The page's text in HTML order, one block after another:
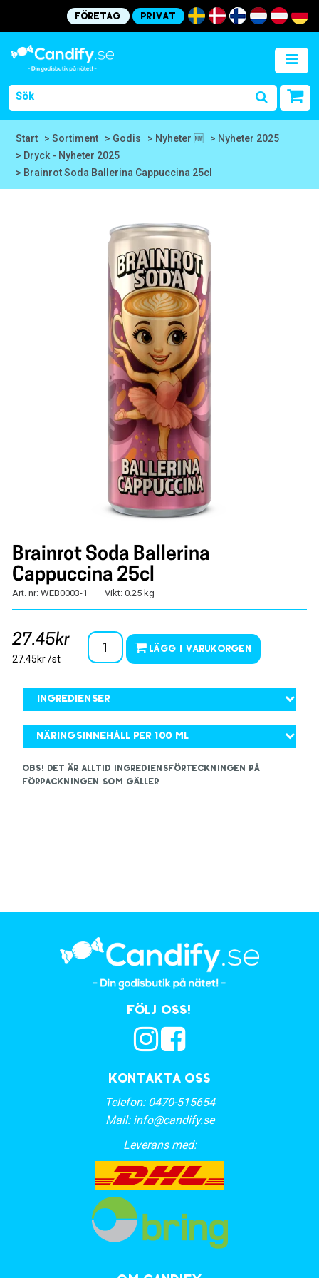
Företag Privat
Start > Sortiment > Godis > Nyheter 🆕
> Nyheter 2025
> Dryck - Nyheter 2025
> Brainrot Soda Ballerina Cappuccina 25cl
Brainrot Soda Ballerina
Cappuccina 25cl
Art. nr: WEB0003-1 Vikt: 0.25 kg
27.45kr
27.45kr /st
Lägg i varukorgen
Ingredienser
Näringsinnehåll per 100 ml
OBS! Det är alltid ingrediensförteckningen på
förpackningen som gäller
Kontakta oss
Telefon: 0470-515654
Mail: info@candify.se
Leverans med:
Följ oss!